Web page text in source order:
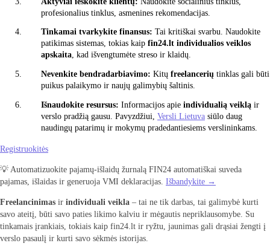
profesionalius tinklus, asmenines rekomendacijas.
Tinkamai tvarkykite finansus: Tai kritiškai svarbu. Naudokite
patikimas sistemas, tokias kaip fin24.lt individualios veiklos
apskaita, kad išvengtumėte streso ir klaidų.
Nevenkite bendradarbiavimo: Kitų freelancerių tinklas gali būti
puikus palaikymo ir naujų galimybių šaltinis.
Išnaudokite resursus: Informacijos apie individualią veiklą ir
verslo pradžią gausu. Pavyzdžiui, Versli Lietuva siūlo daug
naudingų patarimų ir mokymų pradedantiesiems verslininkams.
Registruokitės
💡 Automatizuokite pajamų-išlaidų žurnalą FIN24 automatiškai suveda
pajamas, išlaidas ir generuoja VMI deklaracijas. Išbandykite →
Freelancinimas ir individuali veikla – tai ne tik darbas, tai galimybė kurti
savo ateitį, būti savo paties likimo kalviu ir mėgautis nepriklausomybe. Su
tinkamais įrankiais, tokiais kaip fin24.lt ir ryžtu, jaunimas gali drąsiai žengti į
verslo pasaulį ir kurti savo sėkmės istorijas.